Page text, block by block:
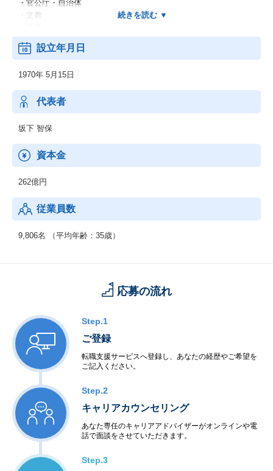
・官公庁・自治体
・文教
・他
＜業務別＞
・CRM
・SFA
・SCM
・ERP
・WEB
＜IT基盤、ネットワーク＞
・ネットワーク
・先端IT
・ミドルウェア
◆制御系システムサービス
＜移動体通信制御開発＞
・衛星・航空制御
・交通機関・車輌制御
・ビル・店舗設備制御
・電力・エネルギー制御
・通信インフラ制御
・LSI・FPGA設計
・電子回路設計・生産
◆アウトソーシングサービス
＜システム運用保守サービス＞
・業務運用
・オペレーション
設立年月日
1970年 5月15日
代表者
坂下 智保
資本金
262億円
従業員数
9,806名 （平均年齢：35歳）
応募の流れ
Step.1
ご登録
転職支援サービスへ登録し、あなたの経歴やご希望を
ご記入ください。
Step.2
キャリアカウンセリング
あなた専任のキャリアアドバイザーがオンラインや電
話で面談をさせていただきます。
Step.3